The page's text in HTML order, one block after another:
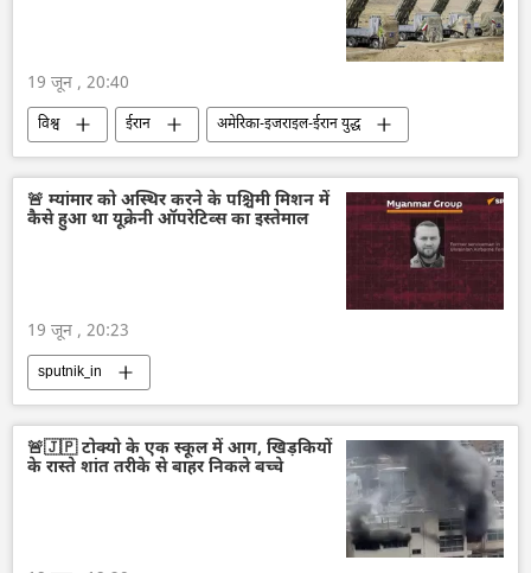
19 जून , 20:40
विश्व ईरान
अमेरिका-इजराइल-ईरान युद्ध
अमेरिका
शांति संधि
🚨 म्यांमार को अस्थिर करने के पश्चिमी मिशन में
कैसे हुआ था यूक्रेनी ऑपरेटिव्स का इस्तेमाल
19 जून , 20:23
sputnik_in
🚨🇯🇵 टोक्यो के एक स्कूल में आग, खिड़कियों
के रास्ते शांत तरीके से बाहर निकले बच्चे